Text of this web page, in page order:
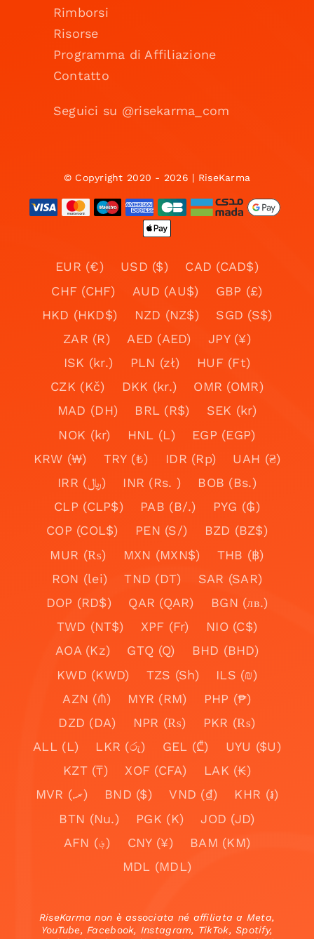
Rimborsi
Risorse
Programma di Affiliazione
Contatto
Seguici su @risekarma_com
© Copyright 2020 - 2026 | RiseKarma
EUR (€) USD ($)
CAD (CAD$)
CHF (CHF)
AUD (AU$)
GBP (£)
HKD (HKD$)
NZD (NZ$)
SGD (S$)
ZAR (R)
AED (AED)
JPY (¥)
ISK (kr.)
PLN (zł)
HUF (Ft)
CZK (Kč)
DKK (kr.)
OMR (OMR)
MAD (DH)
BRL (R$)
SEK (kr)
NOK (kr)
HNL (L)
EGP (EGP)
KRW (₩)
TRY (₺) IDR (Rp)
UAH (₴)
IRR (﷼)
INR (Rs. )
BOB (Bs.)
CLP (CLP$)
PAB (B/.)
PYG (₲)
COP (COL$)
PEN (S/)
BZD (BZ$)
MUR (₨)
MXN (MXN$)
THB (฿)
RON (lei)
TND (DT)
SAR (SAR)
DOP (RD$)
QAR (QAR)
BGN (лв.)
TWD (NT$)
XPF (Fr)
NIO (C$)
AOA (Kz)
GTQ (Q)
BHD (BHD)
KWD (KWD)
TZS (Sh)
ILS (₪)
AZN (₼)
MYR (RM)
PHP (₱)
DZD (DA)
NPR (₨)
PKR (₨)
ALL (L)
LKR (රු) GEL (₾)
UYU ($U)
KZT (₸)
XOF (CFA)
LAK (₭)
MVR (.ރ)
BND ($) VND (₫)
KHR (៛)
BTN (Nu.)
PGK (K)
JOD (JD)
AFN (؋)
CNY (¥)
BAM (KM)
MDL (MDL)
RiseKarma non è associata né affiliata a Meta,
YouTube, Facebook, Instagram, TikTok, Spotify,